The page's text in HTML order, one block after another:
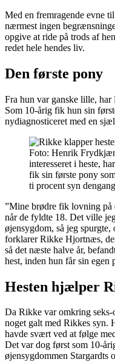
Med en fremragende evne
nærmest ingen
opgive at ride på trods af
redet hele hendes liv.
Den første pony
Fra hun var ganske lille, har
Som 10-årig fik hun sin
nydiagnosticeret med en
Foto: Henrik
interesseret i heste,
fik sin første pony
ti procent syn
”Mine brødre fik lovning på
når de fyldte 18. Det ville
øjensygdom, så jeg spurgte,
forklarer Rikke Hjortnæs,
så det næste halve år,
hest, inden hun får sin
Hesten hjælper
Da Rikke var omkring seks-
noget galt med Rikkes syn.
havde svært ved at følge
Det var dog først som 10-
øjensygdommen Stargardts